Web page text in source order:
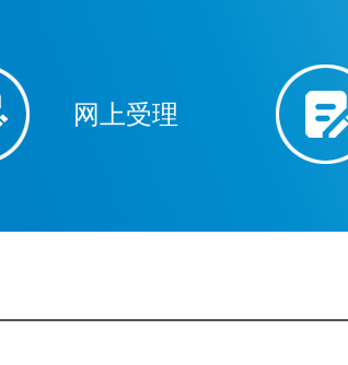
网上受理